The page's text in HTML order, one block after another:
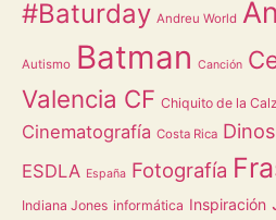
#Baturday Andreu World
Autismo Batman Canción
Valencia CF Chiquito de la
Cinematografía Costa Rica
ESDLA España Fotografía
Indiana Jones informática Inspiración